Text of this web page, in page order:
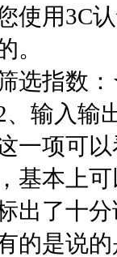
使用3C
。
指数
入输
项可以
基本上
标出了十
的是说